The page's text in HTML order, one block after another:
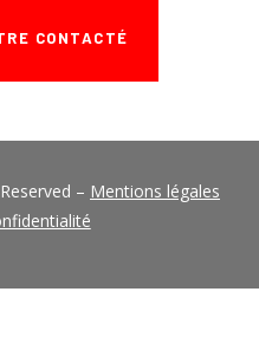
CONTACTÉ
– Mentions légales